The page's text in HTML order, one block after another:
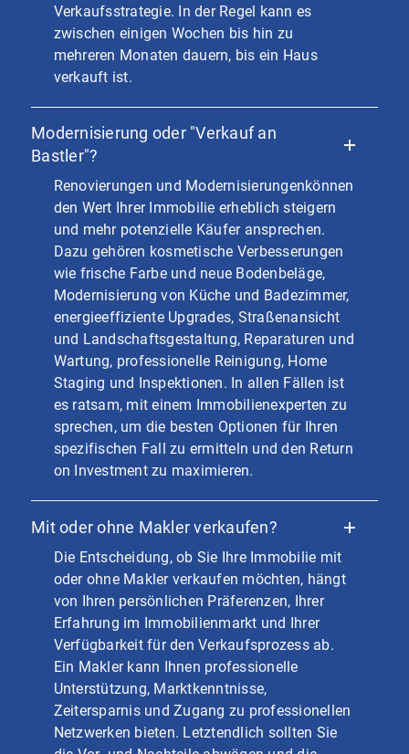
Verkaufsstrategie. In der Regel kann es
zwischen einigen Wochen bis hin zu
mehreren Monaten dauern, bis ein Haus
verkauft ist.
Modernisierung oder "Verkauf an
Bastler"?
Renovierungen und Modernisierungenkönnen
den Wert Ihrer Immobilie erheblich steigern
und mehr potenzielle Käufer ansprechen.
Dazu gehören kosmetische Verbesserungen
wie frische Farbe und neue Bodenbeläge,
Modernisierung von Küche und Badezimmer,
energieeffiziente Upgrades, Straßenansicht
und Landschaftsgestaltung, Reparaturen und
Wartung, professionelle Reinigung, Home
Staging und Inspektionen. In allen Fällen ist
es ratsam, mit einem Immobilienexperten zu
sprechen, um die besten Optionen für Ihren
spezifischen Fall zu ermitteln und den Return
on Investment zu maximieren.
Mit oder ohne Makler verkaufen?
Die Entscheidung, ob Sie Ihre Immobilie mit
oder ohne Makler verkaufen möchten, hängt
von Ihren persönlichen Präferenzen, Ihrer
Erfahrung im Immobilienmarkt und Ihrer
Verfügbarkeit für den Verkaufsprozess ab.
Ein Makler kann Ihnen professionelle
Unterstützung, Marktkenntnisse,
Zeitersparnis und Zugang zu professionellen
Netzwerken bieten. Letztendlich sollten Sie